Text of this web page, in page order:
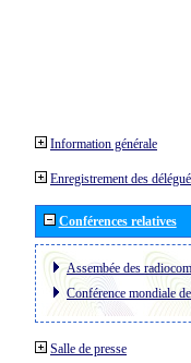
Information générale
Enregistrement des
Conférences relatives
Assembée des
Conférence mondiale
Salle de presse